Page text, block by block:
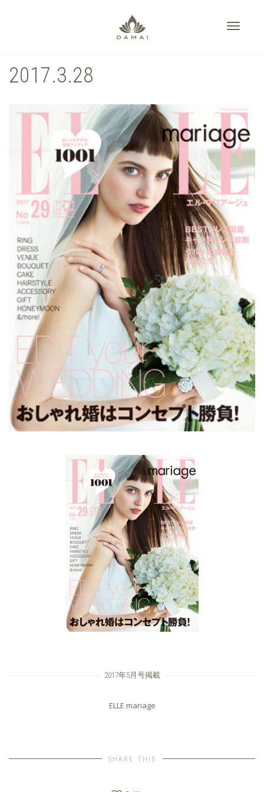
2017.3.28
2017年5月号掲載
ELLE mariage
SHARE THIS